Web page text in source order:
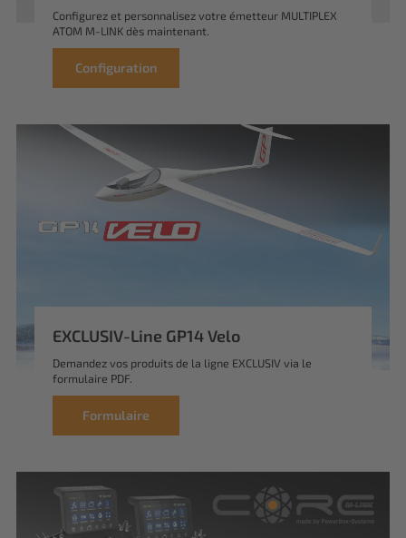
Configurez et personnalisez votre émetteur MULTIPLEX
ATOM M-LINK dès maintenant.
Configuration
EXCLUSIV-Line GP14 Velo
Demandez vos produits de la ligne EXCLUSIV via le
formulaire PDF.
Formulaire